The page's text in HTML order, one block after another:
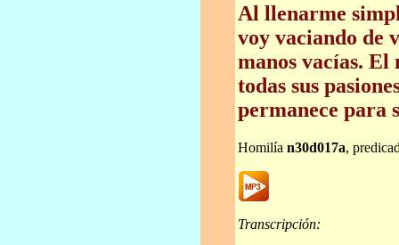
Al llenarme
voy vaciando de
manos vacías. El
todas sus
permanece para
Homilía n30d017a,
Transcripción: